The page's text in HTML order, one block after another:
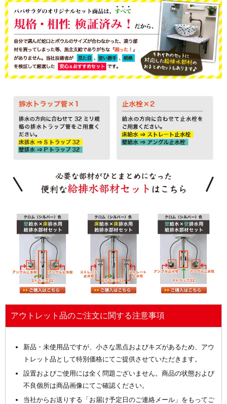
アウトレット品のご注文に関する注意事項
新品・未使用品ですが、小さな黒点およびキズがあるため、アウ
トレット品として特別価格にてご提供させていただきます。
設置およびご使用には全く問題ございません。商品の状態および
不良個所は商品画像にてご確認ください。
当社からお送りする「お届け予定日のご連絡メール」をもってご